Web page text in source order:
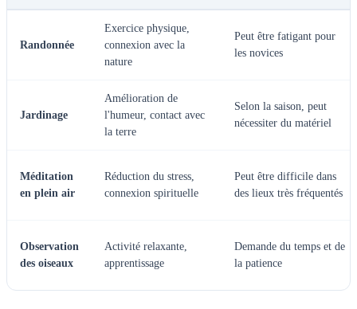
Randonnée
Exercice physique,
connexion avec la
nature
Peut être fatigant pour
les novices
Jardinage
Amélioration de
l'humeur, contact avec
la terre
Selon la saison, peut
nécessiter du matériel
Méditation
en plein air
Réduction du stress,
connexion spirituelle
Peut être difficile dans
des lieux très fréquentés
Observation
des oiseaux
Activité relaxante,
apprentissage
Demande du temps et de
la patience